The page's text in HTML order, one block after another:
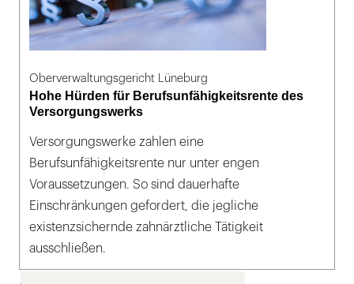
Oberverwaltungsgericht Lüneburg
Hohe Hürden für Berufsunfähigkeitsrente des
Versorgungswerks
Versorgungswerke zahlen eine
Berufsunfähigkeitsrente nur unter engen
Voraussetzungen. So sind dauerhafte
Einschränkungen gefordert, die jegliche
existenzsichernde zahnärztliche Tätigkeit
ausschließen.